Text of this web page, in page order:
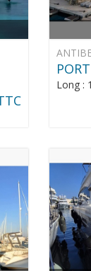
Long :